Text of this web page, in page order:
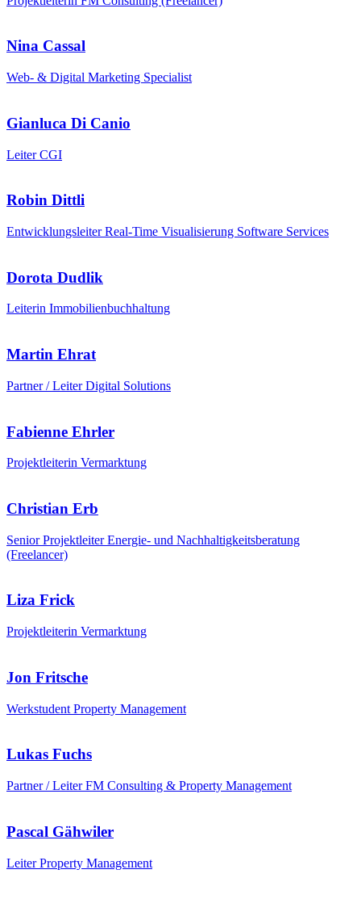
Nina Cassal
Web- & Digital Marketing Specialist
Gianluca Di Canio
Leiter CGI
Robin Dittli
Entwicklungsleiter Real-Time Visualisierung Software Services
Dorota Dudlik
Leiterin Immobilienbuchhaltung
Martin Ehrat
Partner / Leiter Digital Solutions
Fabienne Ehrler
Projektleiterin Vermarktung
Christian Erb
Senior Projektleiter Energie- und Nachhaltigkeitsberatung
(Freelancer)
Liza Frick
Projektleiterin Vermarktung
Jon Fritsche
Werkstudent Property Management
Lukas Fuchs
Partner / Leiter FM Consulting & Property Management
Pascal Gähwiler
Leiter Property Management